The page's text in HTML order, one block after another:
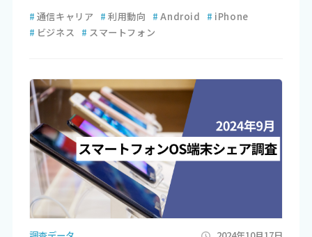
# 通信キャリア # 利用動向 # Android # iPhone
# ビジネス # スマートフォン